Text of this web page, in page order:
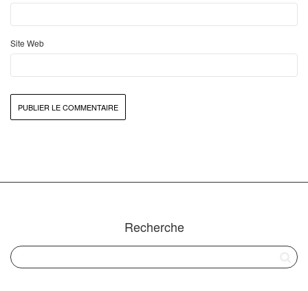
Site Web
Recherche